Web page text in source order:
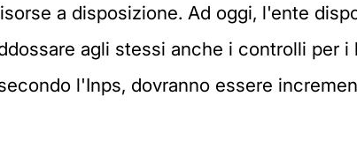
a disposizione. Ad oggi, l'ente
agli stessi anche i controlli per
l'Inps, dovranno essere